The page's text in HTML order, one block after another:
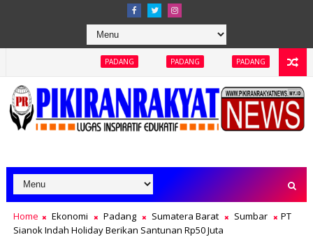
PADANG PADANG PADANG
Home Ekonomi Padang Sumatera Barat Sumbar
PT
Sianok Indah Holiday Berikan Santunan Rp50 Juta